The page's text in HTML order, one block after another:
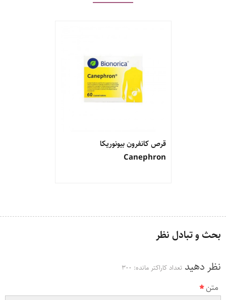
قرص کانفرون بیونوریکا
Canephron
بحث و تبادل نظر
نظر دهید تعداد کاراکتر مانده: 300
متن